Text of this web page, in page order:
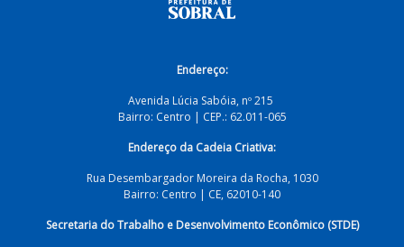
Endereço:
Avenida Lúcia Sabóia, nº 215
Bairro: Centro | CEP.: 62.011-065
Endereço da Cadeia Criativa:
Rua Desembargador Moreira da Rocha, 1030
Bairro: Centro | CE, 62010-140
Secretaria do Trabalho e Desenvolvimento Econômico (STDE)